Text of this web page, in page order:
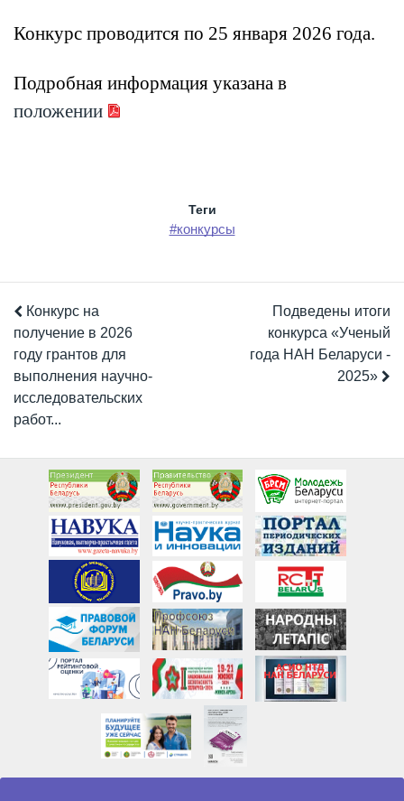
Конкурс проводится по 25 января 2026 года.
Подробная информация указана в
положении
Теги
#конкурсы
Конкурс на
получение в 2026
году грантов для
выполнения научно-
исследовательских
работ...
Подведены итоги
конкурса «Ученый
года НАН Беларуси -
2025»